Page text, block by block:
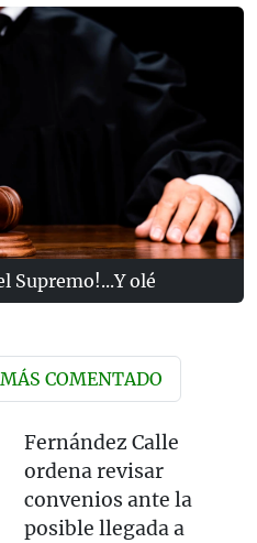
Supremo!...Y olé
COMENTADO
Fernández Calle
ordena revisar
convenios ante la
posible llegada a